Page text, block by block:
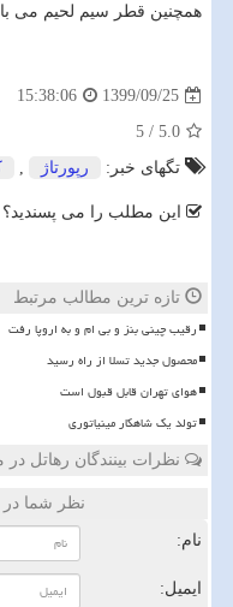
همچنین قطر سیم لحیم می
1399/09/25
15:38:06
5.0
/
5
تگهای خبر:
رپورتاژ ,
این مطلب را می پسندید؟
تازه ترین مطالب مرتبط
رقیب چینی بنز و بی ام و به اروپا رفت
محصول جدید تسلا از راه رسید
هوای تهران قابل قبول است
تولد یک شاهکار مینیاتوری
نظرات بینندگان رهاتل
نظر شما
نام:
ایمیل: